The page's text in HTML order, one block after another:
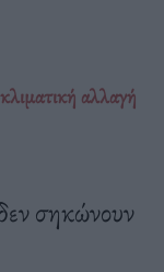
αλλαγή
σηκώνουν